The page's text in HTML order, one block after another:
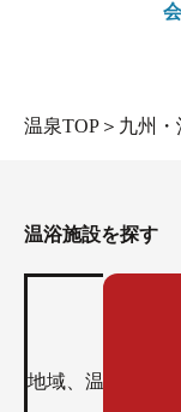
温泉TOP ＞ 九州・
温浴施設を探す